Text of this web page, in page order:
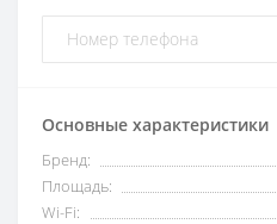
Основные характеристики
Бренд:
Площадь:
Wi-Fi: